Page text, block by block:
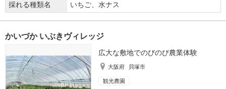
採れる種類名 いちご、水ナス
かいづか いぶきヴィレッジ
広大な敷地でのびのび農業体験
大阪府 貝塚市
観光農園